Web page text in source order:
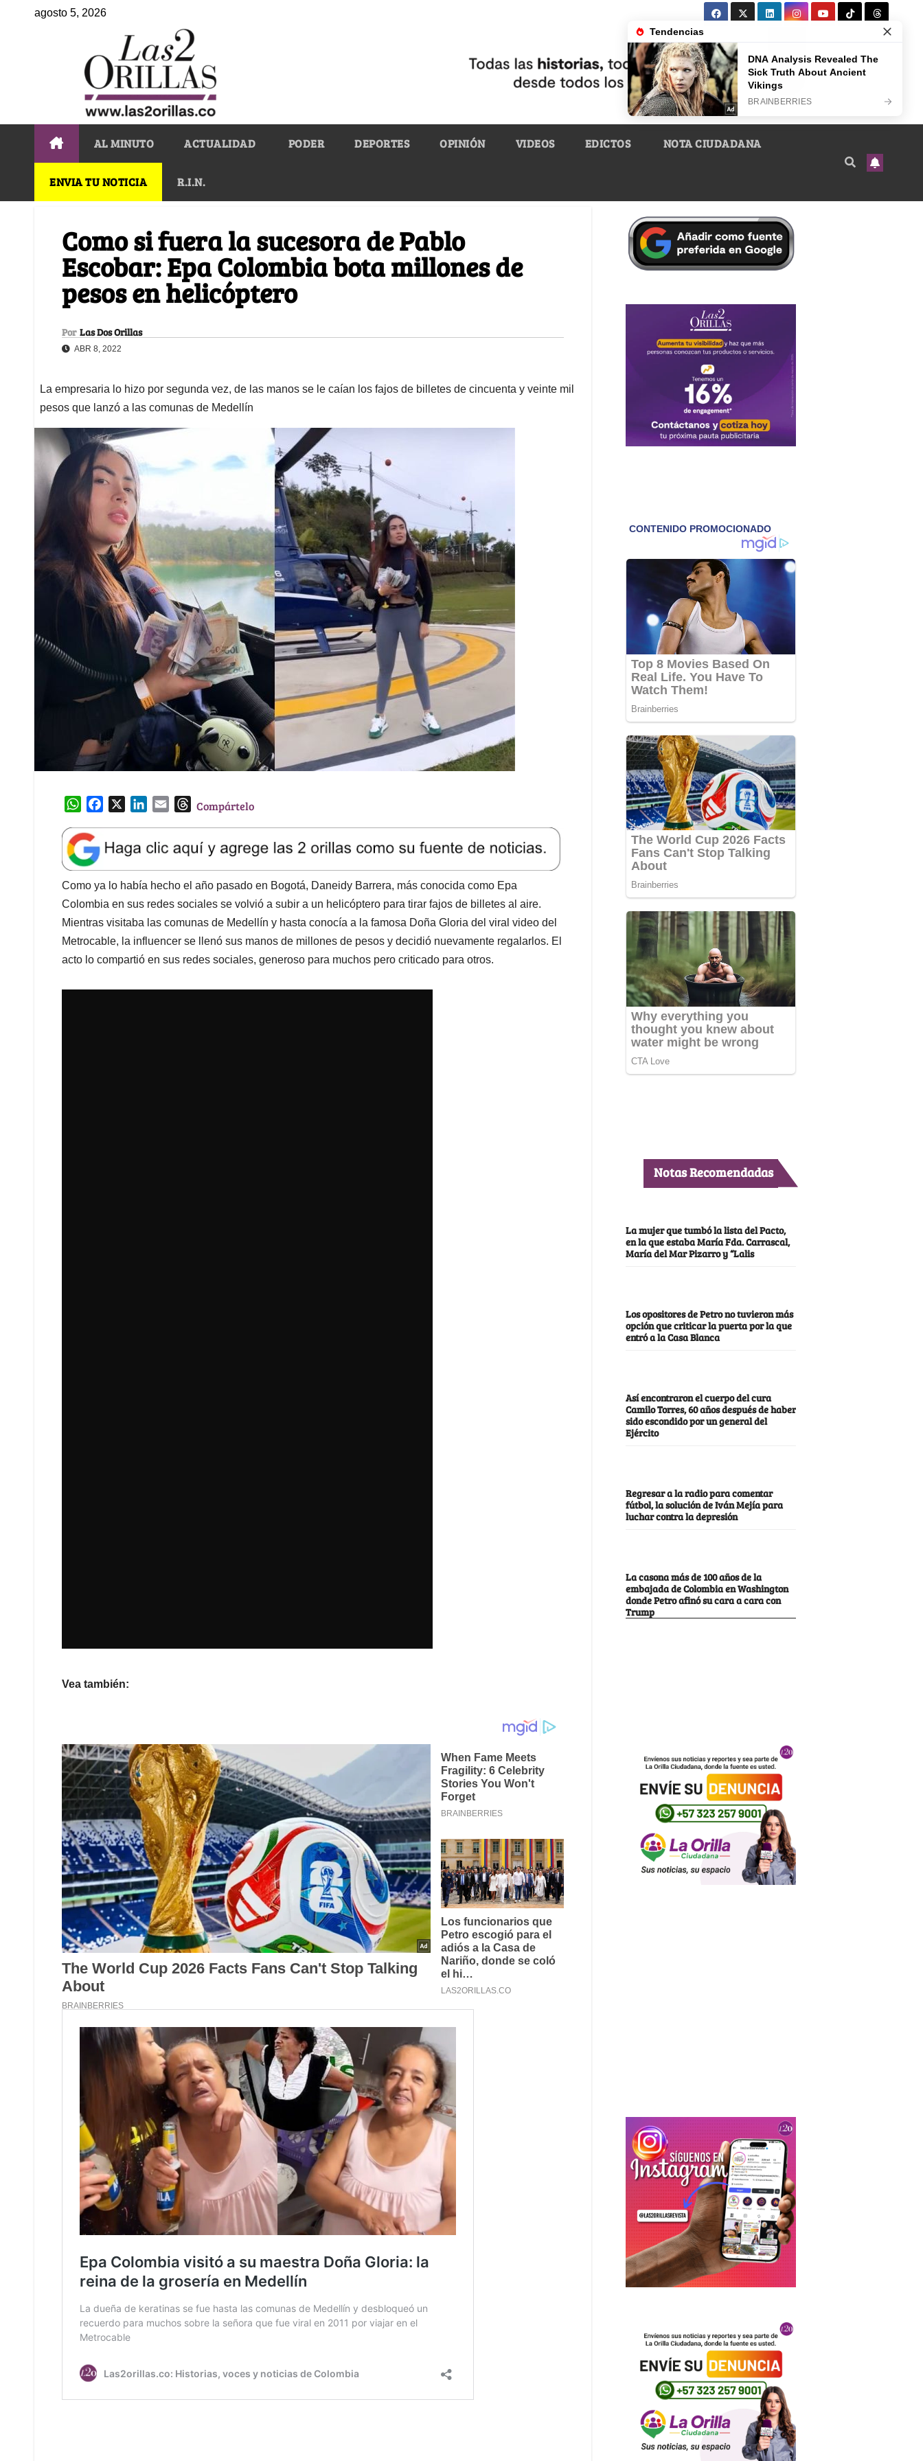
agosto 5, 2026
AL MINUTO ACTUALIDAD PODER DEPORTES OPINIÓN VIDEOS EDICTOS NOTA CIUDADANA
ENVIA TU NOTICIA R.I.N.
Como si fuera la sucesora de Pablo
Escobar: Epa Colombia bota millones de
pesos en helicóptero
Por Las Dos Orillas
ABR 8, 2022
La empresaria lo hizo por segunda vez, de las manos se le caían los fajos de billetes de cincuenta y veinte mil
pesos que lanzó a las comunas de Medellín
W
a
t
s
A
p
p
e
b
o
o
k
k
e
d
I
n
l
T
e
a
d
s
Compártelo
Como ya lo había hecho el año pasado en Bogotá, Daneidy Barrera, más conocida como Epa
Colombia en sus redes sociales se volvió a subir a un helicóptero para tirar fajos de billetes al aire.
Mientras visitaba las comunas de Medellín y hasta conocía a la famosa Doña Gloria del viral video del
Metrocable, la influencer se llenó sus manos de millones de pesos y decidió nuevamente regalarlos. El
acto lo compartió en sus redes sociales, generoso para muchos pero criticado para otros.
Vea también:
Notas Recomendadas
La mujer que tumbó la lista del Pacto,
en la que estaba María Fda. Carrascal,
María del Mar Pizarro y “Lalis
Los opositores de Petro no tuvieron más
opción que criticar la puerta por la que
entró a la Casa Blanca
Así encontraron el cuerpo del cura
Camilo Torres, 60 años después de haber
sido escondido por un general del
Ejército
Regresar a la radio para comentar
fútbol, la solución de Iván Mejía para
luchar contra la depresión
La casona más de 100 años de la
embajada de Colombia en Washington
donde Petro afinó su cara a cara con
Trump